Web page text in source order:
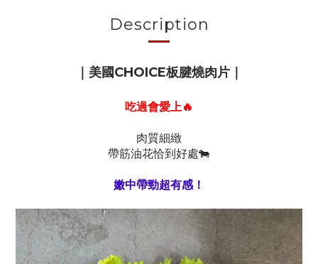
Description
美國CHOICE板腱燒肉片｜
吃過會愛上🔥
肉質細緻
帶筋油花恰到好處🐄
嫩中帶勁超有感！